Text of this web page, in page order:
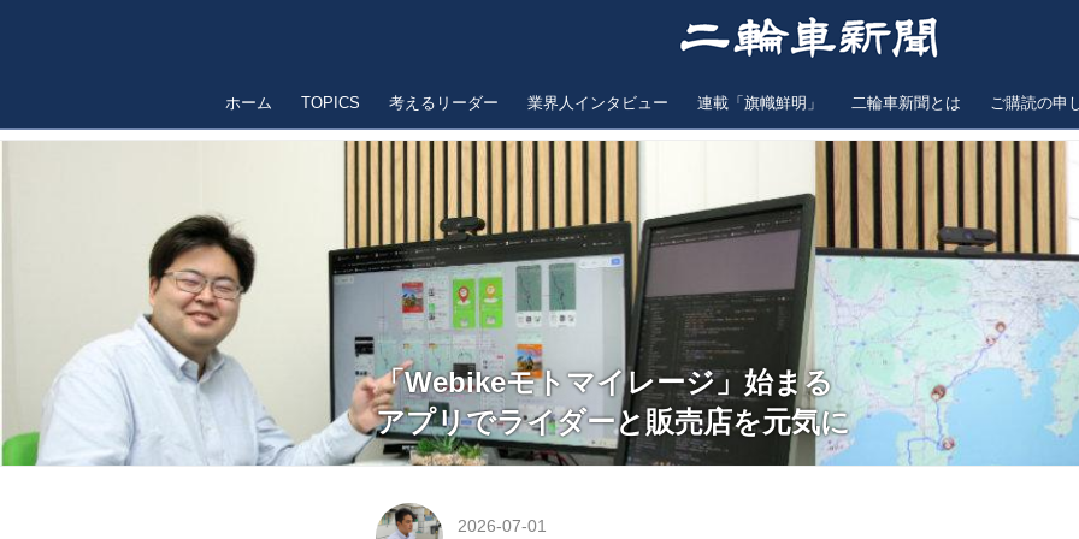
ホーム TOPICS 考えるリーダー 業界人インタビュー 連載「旗幟鮮明」 二輪車新聞とは ご購読の申
「Webikeモトマイレージ」始まる
アプリでライダーと販売店を元気に
2026-07-01